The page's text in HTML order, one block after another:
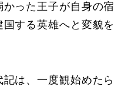
った王子が自身の宿
する英雄へと変貌を
は、一度観始めたら